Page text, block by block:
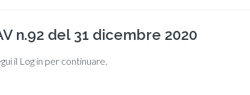
n.92 del 31 dicembre 2020
il Log in per continuare.